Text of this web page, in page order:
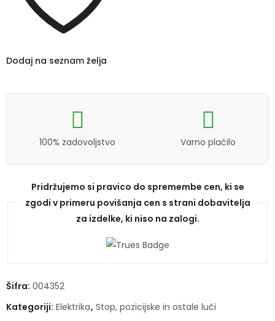
Dodaj na seznam želja
100% zadovoljstvo Varno plačilo
Pridržujemo si pravico do spremembe cen, ki se
zgodi v primeru povišanja cen s strani dobavitelja
za izdelke, ki niso na zalogi.
Šifra: 004352
Kategoriji: Elektrika, Stop, pozicijske in ostale luči